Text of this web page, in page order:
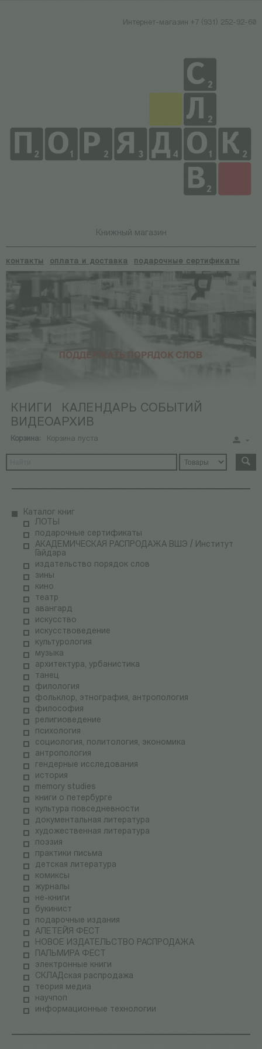
Интернет-магазин +7 (931) 252-92-60
Книжный магазин
контакты оплата и доставка подарочные сертификаты
КНИГИ
КАЛЕНДАРЬ СОБЫТИЙ
ВИДЕОАРХИВ
Корзина: Корзина пуста
Каталог книг
ЛОТЫ
подарочные сертификаты
АКАДЕМИЧЕСКАЯ РАСПРОДАЖА ВШЭ / Институт
Гайдара
издательство порядок слов
зины
кино
театр
авангард
искусство
искусствоведение
культурология
музыка
архитектура, урбанистика
танец
филология
фольклор, этнография, антропология
философия
религиоведение
психология
социология, политология, экономика
антропология
гендерные исследования
история
memory studies
книги о петербурге
культура повседневности
документальная литература
художественная литература
поэзия
практики письма
детская литература
комиксы
журналы
не-книги
букинист
подарочные издания
АЛЕТЕЙЯ ФЕСТ
НОВОЕ ИЗДАТЕЛЬСТВО РАСПРОДАЖА
ПАЛЬМИРА ФЕСТ
электронные книги
СКЛАДская распродажа
теория медиа
научпоп
информационные технологии